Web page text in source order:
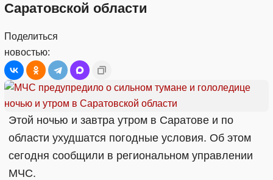
Саратовской области
Поделиться
новостью:
Этой ночью и завтра утром в Саратове и по
области ухудшатся погодные условия. Об этом
сегодня сообщили в региональном управлении
МЧС.